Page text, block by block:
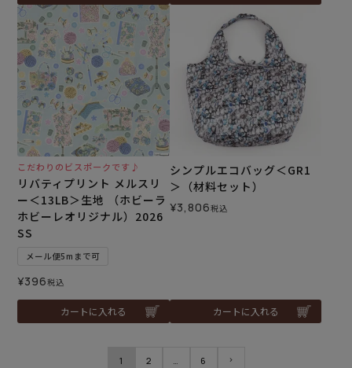
こだわりのビスポークです♪
リバティプリント メルスリ
ー＜13LB＞生地 （ホビーラ
ホビーレオリジナル）2026
SS
メール便5mまで可
¥396税込
カートに入れる
シンプルエコバッグ＜GR1
＞（材料セット）
¥3,806税込
カートに入れる
1 2 6